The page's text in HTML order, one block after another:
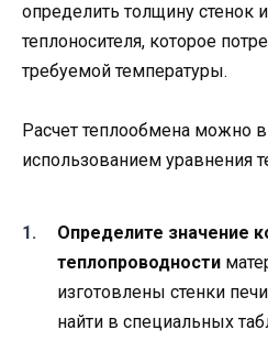
определить толщину стенок
теплоносителя, которое
требуемой температуры.
Расчет теплообмена можно
использованием уравнения
Определите значение
теплопроводности
изготовлены стенки
найти в специальных